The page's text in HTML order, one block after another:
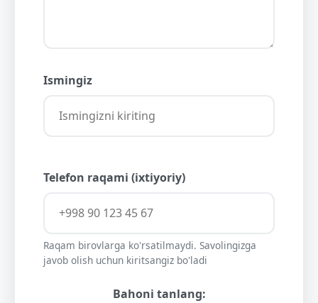
Ismingiz
Telefon raqami (ixtiyoriy)
Raqam birovlarga ko'rsatilmaydi. Savolingizga
javob olish uchun kiritsangiz bo'ladi
Bahoni tanlang: